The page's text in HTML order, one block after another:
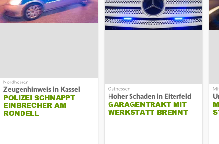
Zeugenhinweis in Kassel
POLIZEI SCHNAPPT
EINBRECHER AM
RONDELL
Hoher Schaden in Eiterfeld
GARAGENTRAKT MIT
WERKSTATT BRENNT